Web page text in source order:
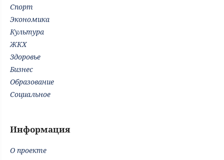
Спорт
Экономика
Культура
ЖКХ
Здоровье
Бизнес
Образование
Социальное
Информация
О проекте